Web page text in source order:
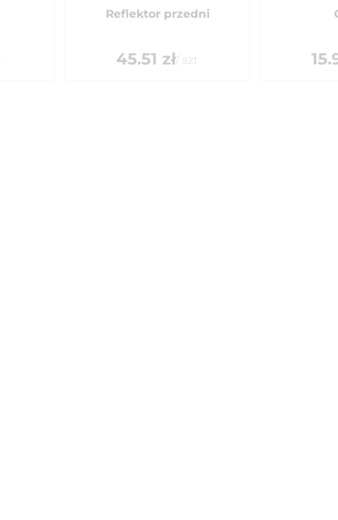
Reflektor przedni
45.51 zł/ szt